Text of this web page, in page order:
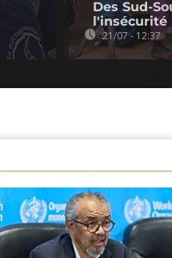
Des Sud-
l'insécurité
21/07 - 12:37